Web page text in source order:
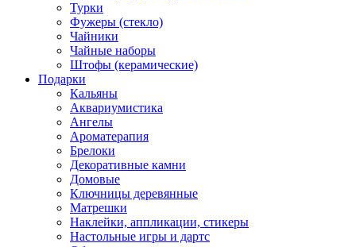
Турки
Фужеры (стекло)
Чайники
Чайные наборы
Штофы (керамические)
Подарки
Кальяны
Аквариумистика
Ангелы
Ароматерапия
Брелоки
Декоративные камни
Домовые
Ключницы деревянные
Матрешки
Наклейки, аппликации, стикеры
Настольные игры и дартс